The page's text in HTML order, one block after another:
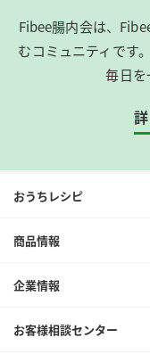
Fibee腸内会は、​
むコミュニティです
毎日を
おうちレシピ
商品情報
企業情報
お客様相談センター